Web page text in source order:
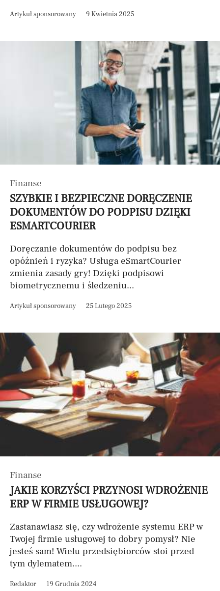
Artykuł sponsorowany 9 Kwietnia 2025
Finanse
SZYBKIE I BEZPIECZNE DORĘCZENIE
DOKUMENTÓW DO PODPISU DZIĘKI
ESMARTCOURIER
Doręczanie dokumentów do podpisu bez
opóźnień i ryzyka? Usługa eSmartCourier
zmienia zasady gry! Dzięki podpisowi
biometrycznemu i śledzeniu...
Artykuł sponsorowany 25 Lutego 2025
Finanse
JAKIE KORZYŚCI PRZYNOSI WDROŻENIE
ERP W FIRMIE USŁUGOWEJ?
Zastanawiasz się, czy wdrożenie systemu ERP w
Twojej firmie usługowej to dobry pomysł? Nie
jesteś sam! Wielu przedsiębiorców stoi przed
tym dylematem....
Redaktor 19 Grudnia 2024